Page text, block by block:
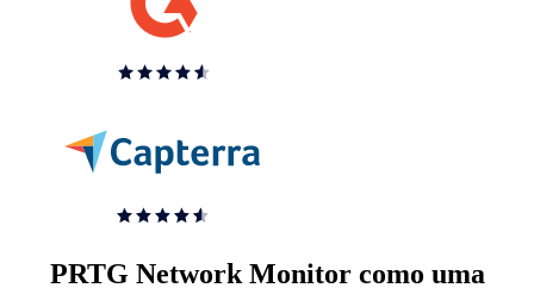
PRTG Network Monitor como uma